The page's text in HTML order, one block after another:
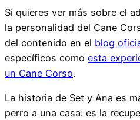
Si quieres ver más sobre el
la personalidad del Cane
del contenido en el blog
específicos como esta
un Cane Corso.
La historia de Set y Ana es
perro a una casa: es la